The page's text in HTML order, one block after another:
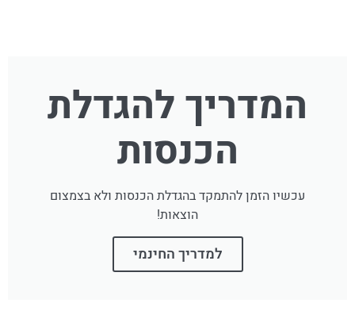
המדריך להגדלת
הכנסות
עכשיו הזמן להתמקד בהגדלת הכנסות ולא בצמצום
הוצאות!
למדריך החינמי